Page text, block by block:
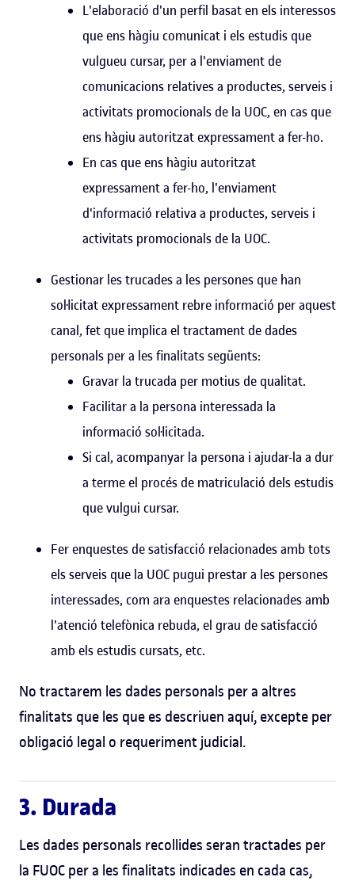
L'elaboració d'un perfil basat en els interessos
que ens hàgiu comunicat i els estudis que
vulgueu cursar, per a l'enviament de
comunicacions relatives a productes, serveis i
activitats promocionals de la UOC, en cas que
ens hàgiu autoritzat expressament a fer-ho.
En cas que ens hàgiu autoritzat
expressament a fer-ho, l'enviament
d'informació relativa a productes, serveis i
activitats promocionals de la UOC.
Gestionar les trucades a les persones que han
sol·licitat expressament rebre informació per aquest
canal, fet que implica el tractament de dades
personals per a les finalitats següents:
Gravar la trucada per motius de qualitat.
Facilitar a la persona interessada la
informació sol·licitada.
Si cal, acompanyar la persona i ajudar-la a dur
a terme el procés de matriculació dels estudis
que vulgui cursar.
Fer enquestes de satisfacció relacionades amb tots
els serveis que la UOC pugui prestar a les persones
interessades, com ara enquestes relacionades amb
l'atenció telefònica rebuda, el grau de satisfacció
amb els estudis cursats, etc.
No tractarem les dades personals per a altres
finalitats que les que es descriuen aquí, excepte per
obligació legal o requeriment judicial.
3. Durada
Les dades personals recollides seran tractades per
la FUOC per a les finalitats indicades en cada cas,